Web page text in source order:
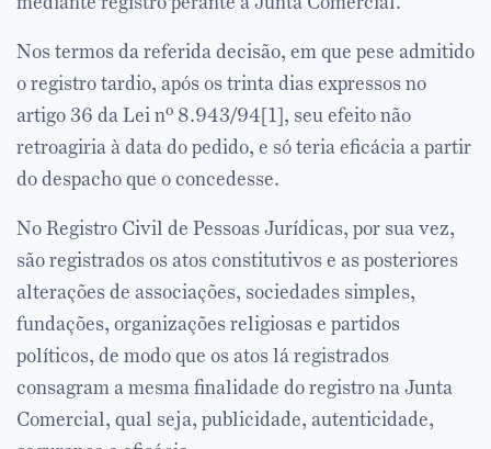
Nos termos da referida decisão, em que pese admitido
o registro tardio, após os trinta dias expressos no
artigo 36 da Lei nº 8.943/94[1], seu efeito não
retroagiria à data do pedido, e só teria eficácia a partir
do despacho que o concedesse.
No Registro Civil de Pessoas Jurídicas, por sua vez,
são registrados os atos constitutivos e as posteriores
alterações de associações, sociedades simples,
fundações, organizações religiosas e partidos
políticos, de modo que os atos lá registrados
consagram a mesma finalidade do registro na Junta
Comercial, qual seja, publicidade, autenticidade,